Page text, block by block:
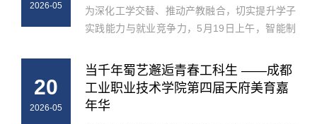
2026-05
为深化工学交替、推动产教融合，切实提升学子
实践能力与就业竞争力，5月19日上午，智能制
推介会在天府校区风雨篮球场圆满举行。推介会
聚焦智能制造、新能源汽车、汽...
20
2026-05
当千年蜀艺邂逅青春工科生 ——成都
工业职业技术学院第四届天府美育嘉
年华